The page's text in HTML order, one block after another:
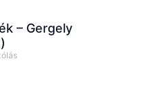
– Gergely